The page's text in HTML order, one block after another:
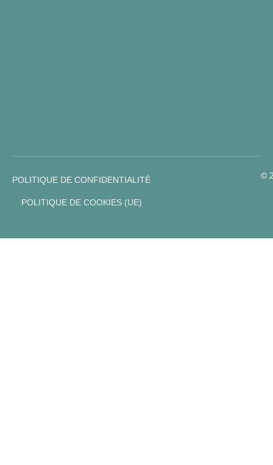
©
POLITIQUE DE CONFIDENTIALITÉ
POLITIQUE DE COOKIES (UE)